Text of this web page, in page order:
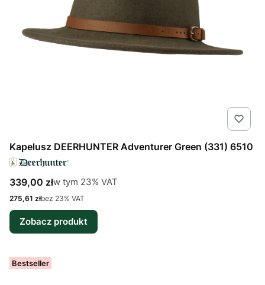
Kapelusz DEERHUNTER Adventurer Green (331) 6510
Cena brutto
339,00 złw tym %s VAT
w tym 23% VAT
Cena netto
275,61 złbez 23% VAT
Zobacz produkt
Bestseller